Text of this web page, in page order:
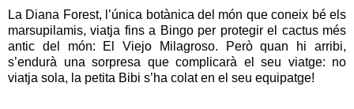
La Diana Forest, l’única botànica del món que coneix bé els
marsupilamis, viatja fins a Bingo per protegir el cactus més
antic del món: El Viejo Milagroso. Però quan hi arribi,
s’endurà una sorpresa que complicarà el seu viatge: no
viatja sola, la petita Bibi s’ha colat en el seu equipatge!